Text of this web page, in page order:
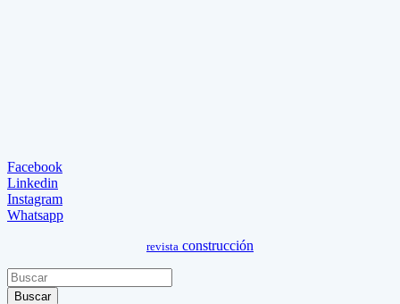
Facebook
Linkedin
Instagram
Whatsapp
revista construcción
Buscar